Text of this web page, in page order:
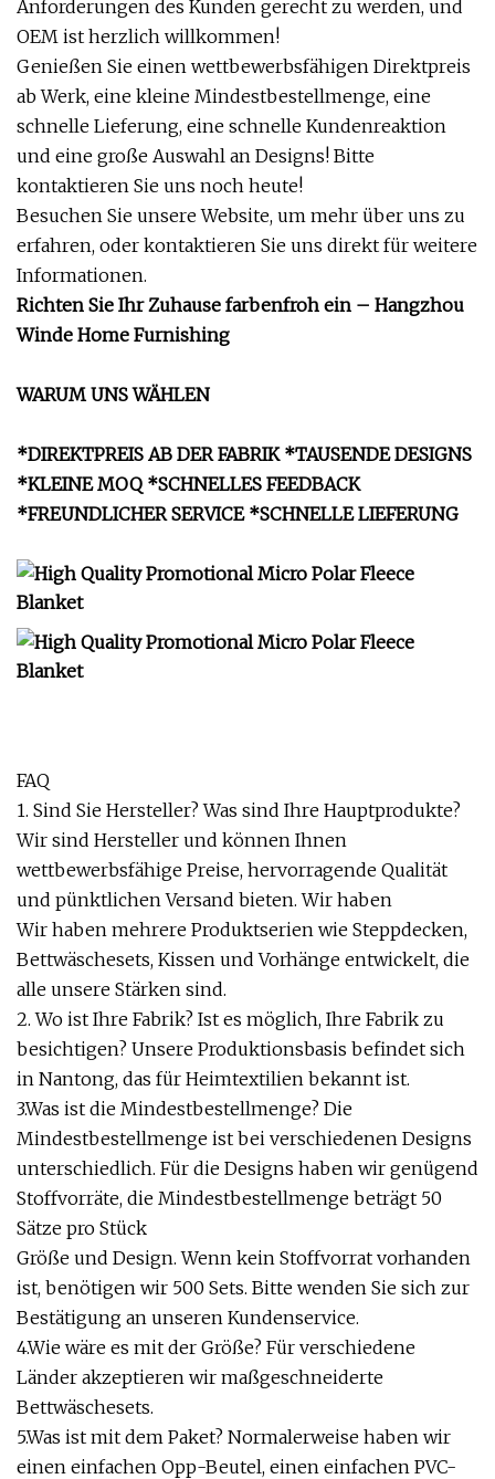
Anforderungen des Kunden gerecht zu werden, und
OEM ist herzlich willkommen!
Genießen Sie einen wettbewerbsfähigen Direktpreis
ab Werk, eine kleine Mindestbestellmenge, eine
schnelle Lieferung, eine schnelle Kundenreaktion
und eine große Auswahl an Designs! Bitte
kontaktieren Sie uns noch heute!
Besuchen Sie unsere Website, um mehr über uns zu
erfahren, oder kontaktieren Sie uns direkt für weitere
Informationen.
Richten Sie Ihr Zuhause farbenfroh ein – Hangzhou
Winde Home Furnishing
WARUM UNS WÄHLEN
*DIREKTPREIS AB DER FABRIK *TAUSENDE DESIGNS
*KLEINE MOQ *SCHNELLES FEEDBACK
*FREUNDLICHER SERVICE *SCHNELLE LIEFERUNG
FAQ
1. Sind Sie Hersteller? Was sind Ihre Hauptprodukte?
Wir sind Hersteller und können Ihnen
wettbewerbsfähige Preise, hervorragende Qualität
und pünktlichen Versand bieten. Wir haben
Wir haben mehrere Produktserien wie Steppdecken,
Bettwäschesets, Kissen und Vorhänge entwickelt, die
alle unsere Stärken sind.
2. Wo ist Ihre Fabrik? Ist es möglich, Ihre Fabrik zu
besichtigen? Unsere Produktionsbasis befindet sich
in Nantong, das für Heimtextilien bekannt ist.
3.Was ist die Mindestbestellmenge? Die
Mindestbestellmenge ist bei verschiedenen Designs
unterschiedlich. Für die Designs haben wir genügend
Stoffvorräte, die Mindestbestellmenge beträgt 50
Sätze pro Stück
Größe und Design. Wenn kein Stoffvorrat vorhanden
ist, benötigen wir 500 Sets. Bitte wenden Sie sich zur
Bestätigung an unseren Kundenservice.
4.Wie wäre es mit der Größe? Für verschiedene
Länder akzeptieren wir maßgeschneiderte
Bettwäschesets.
5.Was ist mit dem Paket? Normalerweise haben wir
einen einfachen Opp-Beutel, einen einfachen PVC-